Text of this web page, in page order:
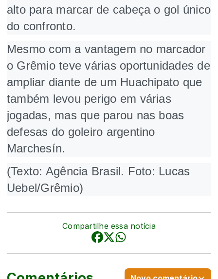
alto para marcar de cabeça o gol único
do confronto.
Mesmo com a vantagem no marcador
o Grêmio teve várias oportunidades de
ampliar diante de um Huachipato que
também levou perigo em várias
jogadas, mas que parou nas boas
defesas do goleiro argentino
Marchesín.
(Texto: Agência Brasil. Foto: Lucas
Uebel/Grêmio)
Compartilhe essa notícia